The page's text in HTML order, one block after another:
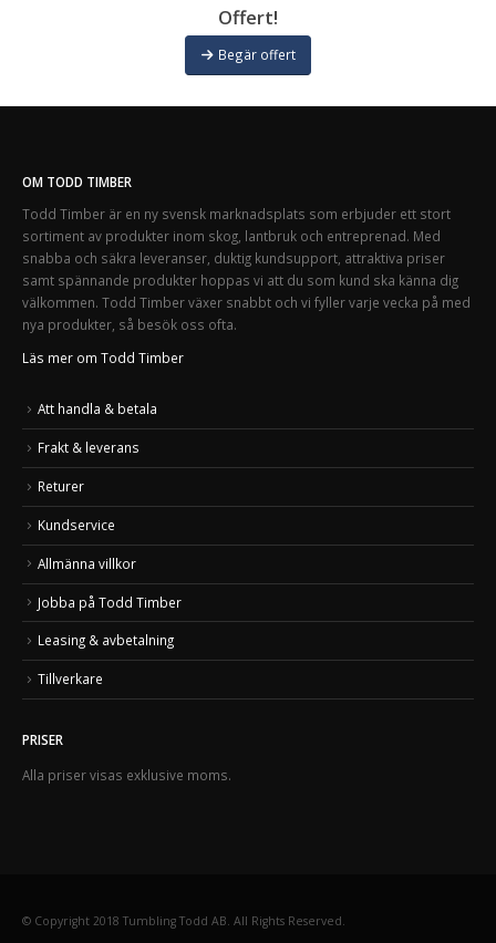
Offert!
Begär offert
OM TODD TIMBER
Todd Timber är en ny svensk marknadsplats som erbjuder ett stort
sortiment av produkter inom skog, lantbruk och entreprenad. Med
snabba och säkra leveranser, duktig kundsupport, attraktiva priser
samt spännande produkter hoppas vi att du som kund ska känna dig
välkommen. Todd Timber växer snabbt och vi fyller varje vecka på med
nya produkter, så besök oss ofta.
Läs mer om Todd Timber
Att handla & betala
Frakt & leverans
Returer
Kundservice
Allmänna villkor
Jobba på Todd Timber
Leasing & avbetalning
Tillverkare
PRISER
Alla priser visas exklusive moms.
© Copyright 2018 Tumbling Todd AB. All Rights Reserved.